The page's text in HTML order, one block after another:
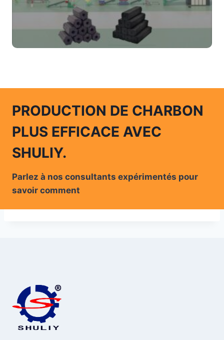
PRODUCTION DE CHARBON
PLUS EFFICACE AVEC
SHULIY.
Parlez à nos consultants expérimentés pour
savoir comment